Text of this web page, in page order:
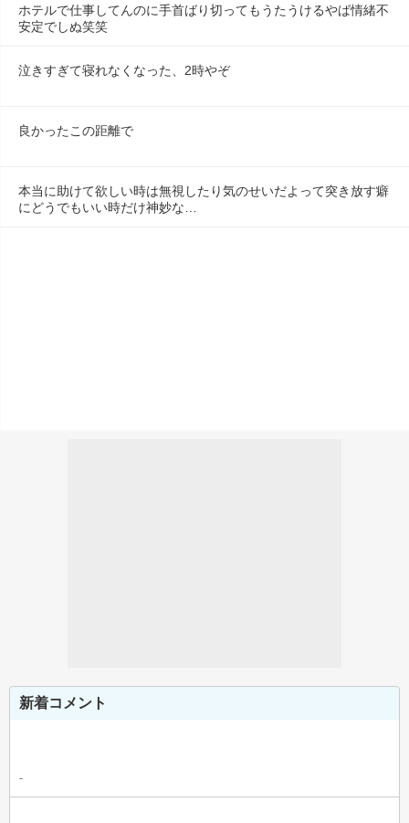
ホテルで仕事してんのに手首ばり切ってもうたうけるやば情緒不
安定でしぬ笑笑
泣きすぎて寝れなくなった、2時やぞ
良かったこの距離で
本当に助けて欲しい時は無視したり気のせいだよって突き放す癖
にどうでもいい時だけ神妙な…
新着コメント
-